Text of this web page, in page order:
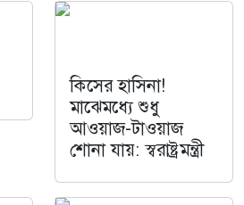
কিসের হাসিনা!
মাঝেমধ্যে শুধু
আওয়াজ-টাওয়াজ
শোনা যায়: স্বরাষ্ট্রমন্ত্রী